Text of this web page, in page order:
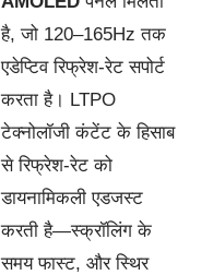
है, जो 120–165Hz तक
एडेप्टिव रिफ्रेश-रेट सपोर्ट
करता है। LTPO
टेक्नोलॉजी कंटेंट के हिसाब
से रिफ्रेश-रेट को
डायनामिकली एडजस्ट
करती है—स्क्रॉलिंग के
समय फास्ट, और स्थिर